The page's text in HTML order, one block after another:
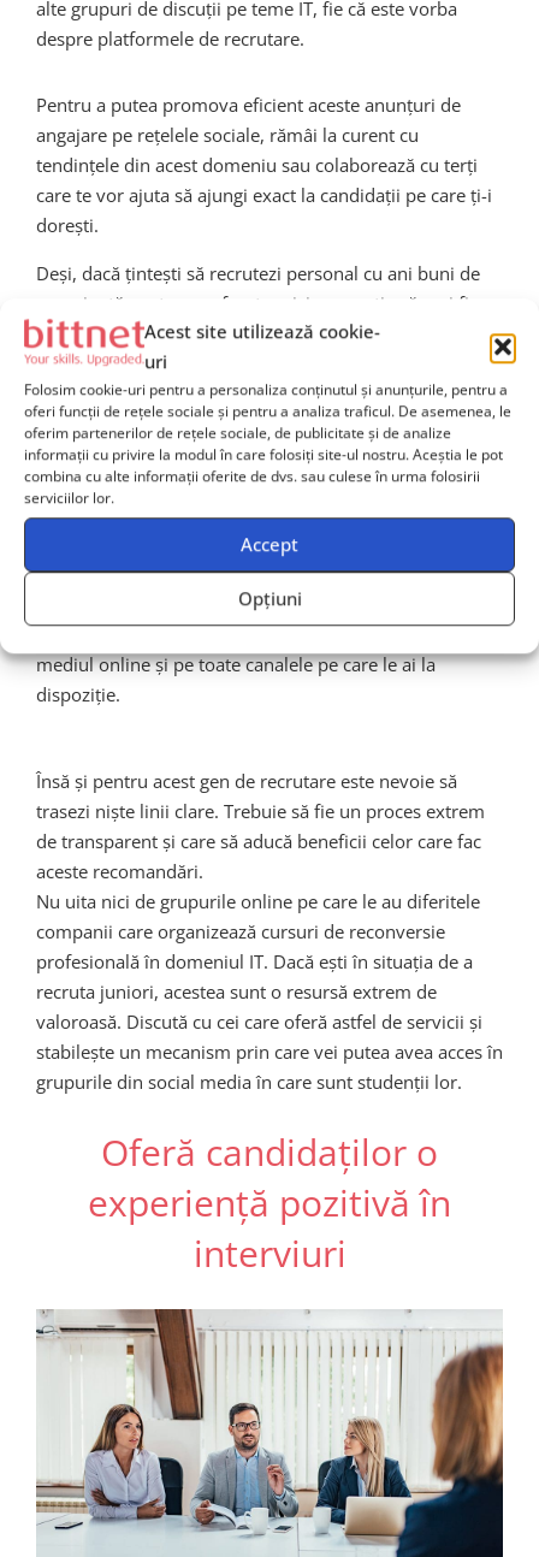
Acest site utilizează cookie-
uri
Folosim cookie-uri pentru a personaliza conținutul și anunțurile, pentru a
oferi funcții de rețele sociale și pentru a analiza traficul. De asemenea, le
oferim partenerilor de rețele sociale, de publicitate și de analize
informații cu privire la modul în care folosiți site-ul nostru. Aceștia le pot
combina cu alte informații oferite de dvs. sau culese în urma folosirii
serviciilor lor.
Accept
Opțiuni
alte grupuri de discuții pe teme IT, fie că este vorba
despre platformele de recrutare.
Pentru a putea promova eficient aceste anunțuri de
angajare pe rețelele sociale, rămâi la curent cu
tendințele din acest domeniu sau colaborează cu terți
care te vor ajuta să ajungi exact la candidații pe care ți-i
dorești.
Deși, dacă țintești să recrutezi personal cu ani buni de
experiență sunt șanse foarte mici ca aceștia să mai fie
activi pe site-urile de recrutare. Și asta pentru că ei
deja
dețin o poziție într-o companie de profil, cel mai
probabil sunt și bine plătiți,astfel încât va trebui să ai o
abordare diferită cu ei. În aceste situații pot fi de ajutor,
cu o rată mare de succes, recomandările venite din
partea echipei. De ce? Pentru că persoanele
recomandate sunt niște potențiali candidați care s-ar
putea potrivi și integra mai bine în noul rol. Iar prin
recomandarea de job către cercul lor de apropiați
angajații tăi nu fac altceva decât să crească credibilitatea
tuturor mesajelor pe care tu le-ai propagatdejaîn
mediul online și pe toate canalele pe care le ai la
dispoziție.
Însă și pentru acest gen de recrutare este nevoie să
trasezi niște linii clare. Trebuie să fie un proces extrem
de transparent și care să aducă beneficii celor care fac
aceste recomandări.
Nu uita nici de grupurile online pe care le au diferitele
companii care organizează cursuri de reconversie
profesională în domeniul IT. Dacă ești în situația de a
recruta juniori, acestea sunt o resursă extrem de
valoroasă. Discută cu cei care oferă astfel de servicii și
stabilește un mecanism prin care vei putea avea acces în
grupurile din social media în care sunt studenții lor.
Oferă candidaților o
experiență pozitivă în
interviuri